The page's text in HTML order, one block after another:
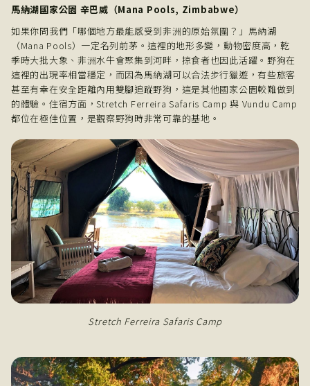
馬納湖國家公園 辛巴威（Mana Pools, Zimbabwe）
如果你問我們「哪個地方最能感受到非洲的原始氛圍？」馬納湖
（Mana Pools）一定名列前茅。這裡的地形多變，動物密度高，乾
季時大批大象、非洲水牛會聚集到河畔，掠食者也因此活躍。野狗在
這裡的出現率相當穩定，而因為馬納湖可以合法步行獵遊，有些旅客
甚至有幸在安全距離內用雙腳追蹤野狗，這是其他國家公園較難做到
的體驗。住宿方面，Stretch Ferreira Safaris Camp 與 Vundu Camp
都位在極佳位置，是觀察野狗時非常可靠的基地。
Stretch Ferreira Safaris Camp